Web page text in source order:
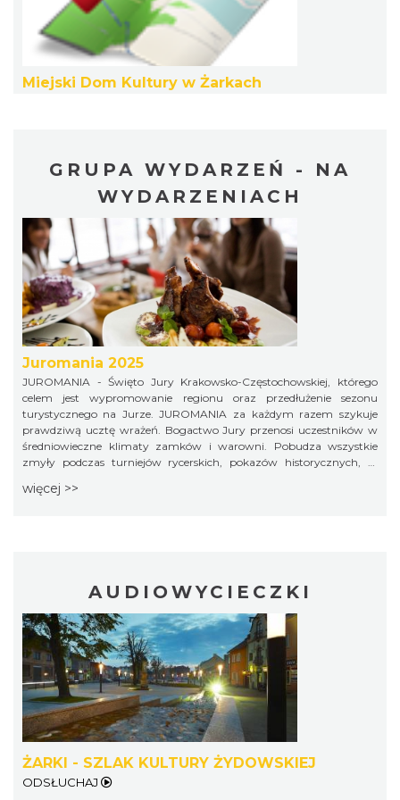
Podzamcze
20.52 km
Podzamczu 2026
Podzamcze
20.88 km
AEROPIKNIK - BALONIADA na Zamku
Ogrodzieniec
20.88 km
Pokazy walk rycerskich przy Zamku
Ogrodzieniec
Podzamcze
20.88 km
Miejski Dom Kultury w Żarkach
GRUPA WYDARZEŃ - NA
WYDARZENIACH
Juromania 2025
JUROMANIA - Święto Jury Krakowsko-Częstochowskiej, którego
celem jest wypromowanie regionu oraz przedłużenie sezonu
turystycznego na Jurze. JUROMANIA za każdym razem szykuje
prawdziwą ucztę wrażeń. Bogactwo Jury przenosi uczestników w
średniowieczne klimaty zamków i warowni. Pobudza wszystkie
zmyły podczas turniejów rycerskich, pokazów historycznych, w
edukacyjnych. Dla aktywnych czekają wspinaczki pod okiem
więcej >>
AUDIOWYCIECZKI
ŻARKI - SZLAK KULTURY ŻYDOWSKIEJ
ODSŁUCHAJ